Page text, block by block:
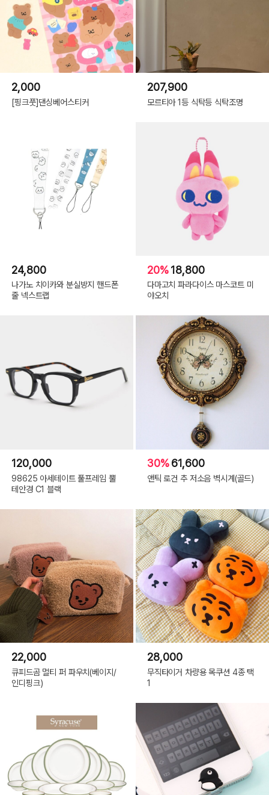
2,000
[핑크풋]댄싱베어스티커
207,900
모르티아 1등 식탁등 식탁조명
24,800
나가노 치이카와 분실방지 핸드폰
줄 넥스트랩
20%18,800
다마고치 파라다이스 마스코트 미
야오치
120,000
98625 아세테이트 풀프레임 뿔
테안경 C1 블랙
30%61,600
앤틱 로건 추 저소음 벽시계(골드)
22,000
큐피드곰 멀티 퍼 파우치(베이지/
인디핑크)
28,000
무직타이거 차량용 목쿠션 4종 택
1